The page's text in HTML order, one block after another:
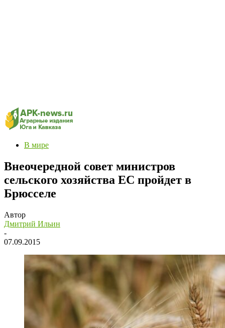
В мире
Внеочередной совет министров
сельского хозяйства ЕС пройдет в
Брюсселе
Автор
Дмитрий Ильин
-
07.09.2015